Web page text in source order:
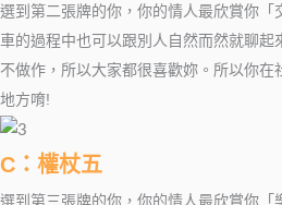
選到第二張牌的你，你的情人最欣賞你
車的過程中也可以跟別人自然而然就聊
不做作，所以大家都很喜歡妳。所以你在
地方唷!
C：權杖五
選到第三張牌的你，你的情人最欣賞你「